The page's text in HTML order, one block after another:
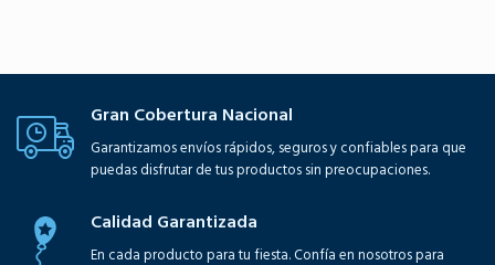
Gran Cobertura Nacional
Garantizamos envíos rápidos, seguros y confiables para que
puedas disfrutar de tus productos sin preocupaciones.
Calidad Garantizada
En cada producto para tu fiesta. Confía en nosotros para